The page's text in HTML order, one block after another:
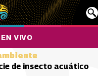
VIVO
de insecto acuático